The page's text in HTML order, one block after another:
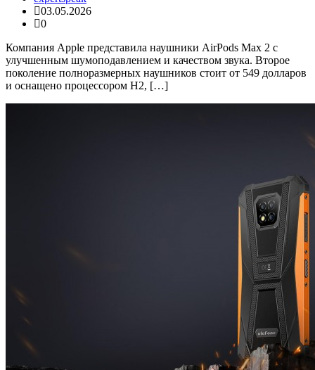
03.05.2026
0
Компания Apple представила наушники AirPods Max 2 с
улучшенным шумоподавлением и качеством звука. Второе
поколение полноразмерных наушников стоит от 549 долларов
и оснащено процессором H2, […]